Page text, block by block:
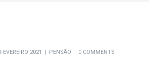
FEVEREIRO 2021 PENSÃO 0 COMMENTS